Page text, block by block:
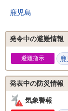
鹿児島
発令中の避難情報
避難指示
発表中の防災情報
気象警報